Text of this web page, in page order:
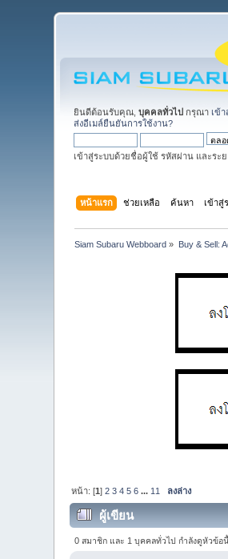
ยินดีต้อนรับคุณ,บุคคลทั่วไป กรุณา เข้
ส่งอีเมล์ยืนยันการใช้งาน?
เข้าสู่ระบบด้วยชื่อผู้ใช้ รหัสผ่าน และระ
หน้าแรก ช่วยเหลือ ค้นหา เข้าสู่
Siam Subaru Webboard » Buy & Sell:
หน้า: [1]2 3 4 5 6 ... 11 ลงล่าง
ผู้เขียน
0 สมาชิก และ 1 บุคคลทั่วไป กำลังดูหัวข้อนี้